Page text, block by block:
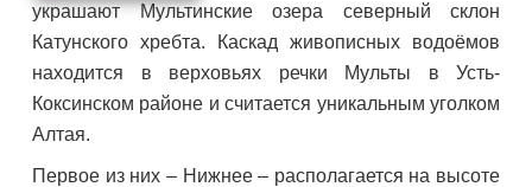
украшают Мультинские озера северный склон
Катунского хребта. Каскад живописных водоёмов
находится в верховьях речки Мульты в Усть-
Коксинском районе и считается уникальным уголком
Алтая.
Первое из них – Нижнее – располагается на высоте